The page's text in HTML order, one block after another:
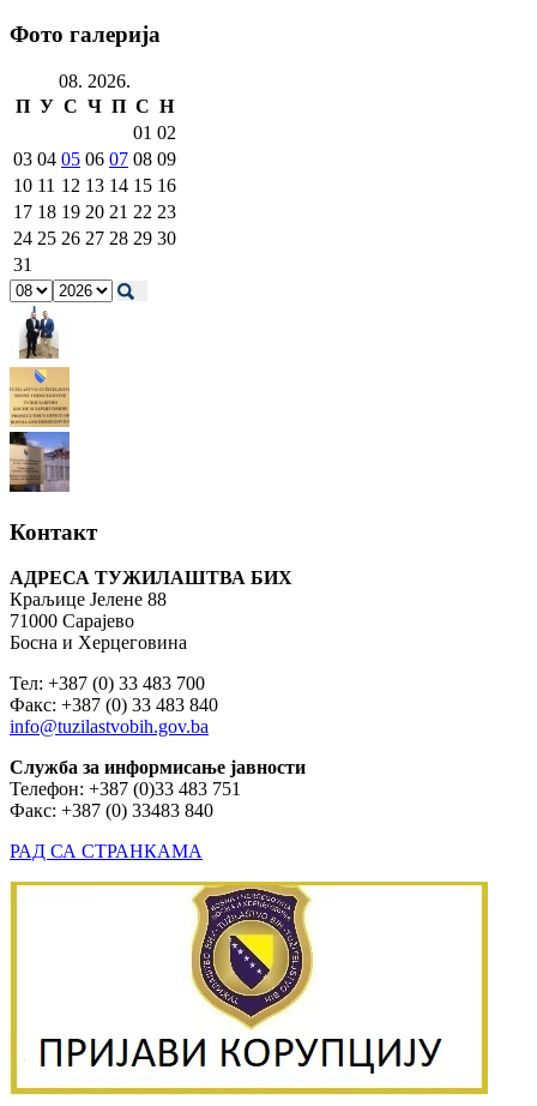
Фото галерија
08. 2026.
П У С Ч П С Н
01 02
03 04 05 06 07 08 09
10 11 12 13 14 15 16
17 18 19 20 21 22 23
24 25 26 27 28 29 30
31
Контакт
АДРЕСА ТУЖИЛАШТВА БИХ
Краљице Јелене 88
71000 Сарајево
Босна и Херцеговина
Тел: +387 (0) 33 483 700
Факс: +387 (0) 33 483 840
info@tuzilastvobih.gov.ba
Служба за информисање јавности
Телефон: +387 (0)33 483 751
Факс: +387 (0) 33483 840
РАД СА СТРАНКАМА